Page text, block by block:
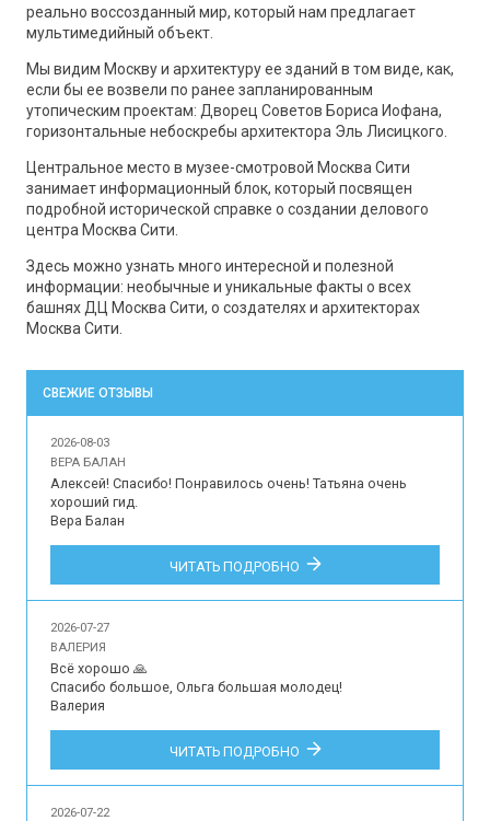
реально воссозданный мир, который нам предлагает
мультимедийный объект.
Мы видим Москву и архитектуру ее зданий в том виде, как,
если бы ее возвели по ранее запланированным
утопическим проектам: Дворец Советов Бориса Иофана,
горизонтальные небоскребы архитектора Эль Лисицкого.
Центральное место в музее-смотровой Москва Сити
занимает информационный блок, который посвящен
подробной исторической справке о создании делового
центра Москва Сити.
Здесь можно узнать много интересной и полезной
информации: необычные и уникальные факты о всех
башнях ДЦ Москва Сити, о создателях и архитекторах
Москва Сити.
СВЕЖИЕ ОТЗЫВЫ
2026-08-03
ВЕРА БАЛАН
Алексей! Спасибо! Понравилось очень! Татьяна очень
хороший гид.
Вера Балан
Впечатления наших туристов об организации
индивидуальной экскурсии для 2 человек на русском
ЧИТАТЬ ПОДРОБНО
2026-07-27
ВАЛЕРИЯ
Всё хорошо 🙏
Спасибо большое, Ольга большая молодец!
Валерия
Впечатления наших туристов об участии в индивидуальной
обзорной экскурсии по Краснодару для 3 гостей на
ЧИТАТЬ ПОДРОБНО
2026-07-22